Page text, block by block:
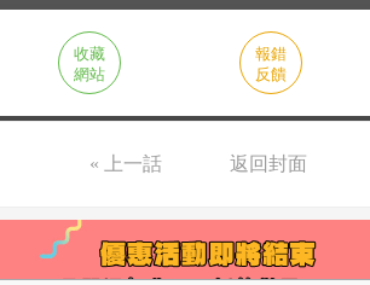
收藏
網站
報錯
反饋
« 上一話 返回封面